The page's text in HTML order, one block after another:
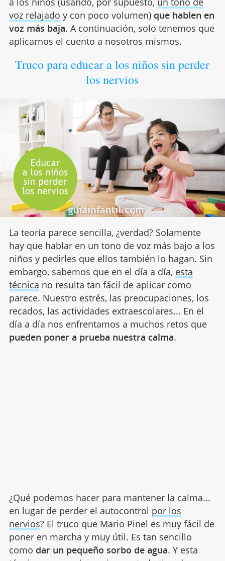
voz relajado y con poco volumen) que hablen en
voz más baja. A continuación, solo tenemos que
aplicarnos el cuento a nosotros mismos.
Truco para educar a los niños sin perder
los nervios
La teoría parece sencilla, ¿verdad? Solamente
hay que hablar en un tono de voz más bajo a los
niños y pedirles que ellos también lo hagan. Sin
embargo, sabemos que en el día a día, esta
técnica no resulta tan fácil de aplicar como
parece. Nuestro estrés, las preocupaciones, los
recados, las actividades extraescolares... En el
día a día nos enfrentamos a muchos retos que
pueden poner a prueba nuestra calma.
¿Qué podemos hacer para mantener la calma...
en lugar de perder el autocontrol por los
nervios? El truco que Mario Pinel es muy fácil de
poner en marcha y muy útil. Es tan sencillo
como dar un pequeño sorbo de agua. Y esta